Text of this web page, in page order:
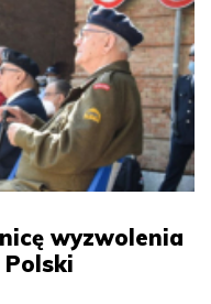
wyzwolenia
Polski